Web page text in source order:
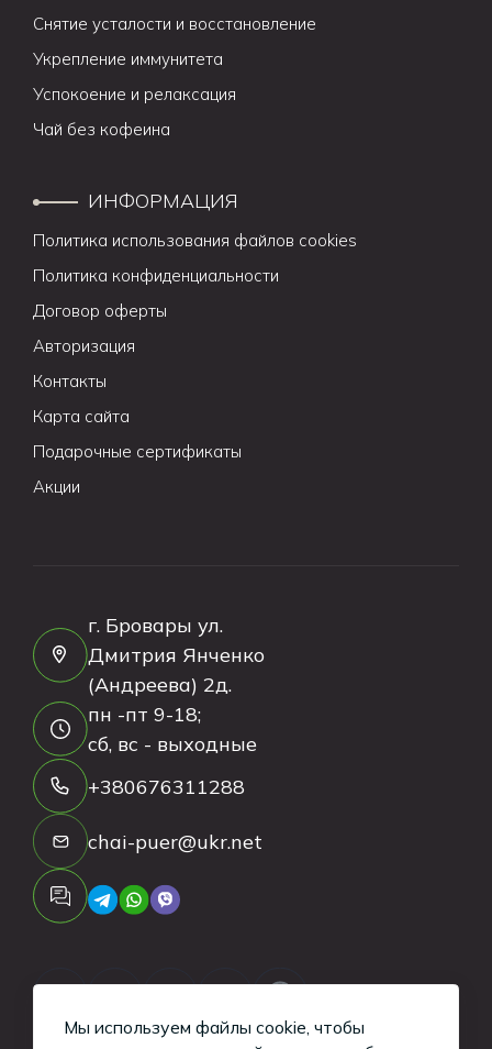
Снятие усталости и восстановление
Укрепление иммунитета
Успокоение и релаксация
Чай без кофеина
ИНФОРМАЦИЯ
Политика использования файлов cookies
Политика конфиденциальности
Договор оферты
Авторизация
Контакты
Карта сайта
Подарочные сертификаты
Акции
г. Бровары ул.
Дмитрия Янченко
(Андреева) 2д.
пн -пт 9-18;
сб, вс - выходные
+380676311288
chai-puer@ukr.net
Мы используем файлы cookie, чтобы